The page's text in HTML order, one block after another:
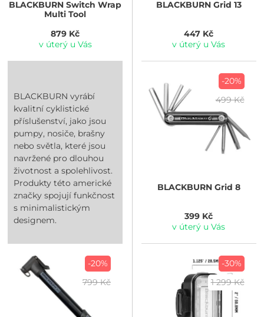
BLACKBURN Switch Wrap
Multi Tool
879 Kč
v úterý u Vás
BLACKBURNGrid 13
447 Kč
v úterý u Vás
BLACKBURN vyrábí
kvalitní cyklistické
příslušenství, jako jsou
pumpy, nosiče, brašny
nebo světla, které jsou
navržené pro dlouhou
životnost a spolehlivost.
Produkty této americké
značky spojují funkčnost
s minimalistickým
designem.
-20%
499 Kč
BLACKBURNGrid 8
399 Kč
v úterý u Vás
-20%
799 Kč
-30%
1 299 Kč